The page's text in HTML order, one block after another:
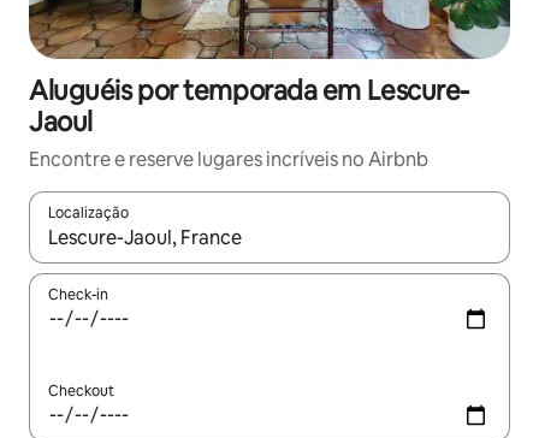
Aluguéis por temporada em Lescure-
Jaoul
Encontre e reserve lugares incríveis no Airbnb
Localização
Quando os resultados estiverem disponíveis, explore-os
Check-in
Checkout